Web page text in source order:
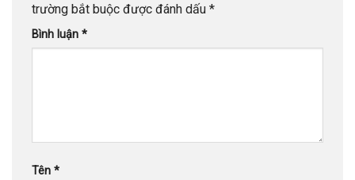
trường bắt buộc được đánh dấu *
Bình luận *
Tên *